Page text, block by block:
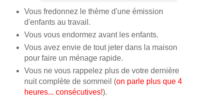
Vous fredonnez le thème d'une émission
d'enfants au travail.
Vous vous endormez avant les enfants.
Vous avez envie de tout jeter dans la maison
pour faire un ménage rapide.
Vous ne vous rappelez plus de votre dernière
nuit complète de sommeil (on parle plus que 4
heures... consécutives!).